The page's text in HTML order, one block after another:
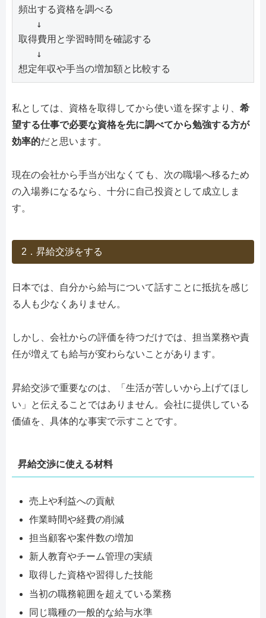
頻出する資格を調べる
取得費用と学習時間を確認する
想定年収や手当の増加額と比較する
私としては、資格を取得してから使い道を探すより、 希
望する仕事で必要な資格を先に調べてから勉強する方が
効率的だと思います。
現在の会社から手当が出なくても、次の職場へ移るため
の入場券になるなら、十分に自己投資として成立しま
す。
2．昇給交渉をする
日本では、自分から給与について話すことに抵抗を感じ
る人も少なくありません。
しかし、会社からの評価を待つだけでは、担当業務や責
任が増えても給与が変わらないことがあります。
昇給交渉で重要なのは、「生活が苦しいから上げてほし
い」と伝えることではありません。会社に提供している
価値を、具体的な事実で示すことです。
昇給交渉に使える材料
売上や利益への貢献
作業時間や経費の削減
担当顧客や案件数の増加
新人教育やチーム管理の実績
取得した資格や習得した技能
当初の職務範囲を超えている業務
同じ職種の一般的な給与水準